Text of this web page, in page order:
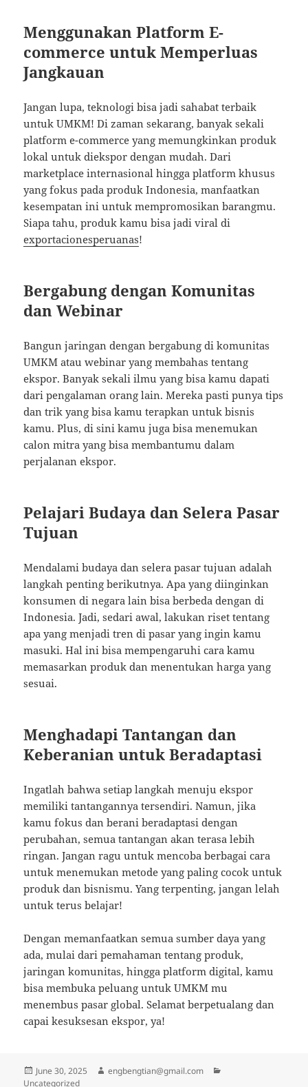
Menggunakan Platform E-
commerce untuk Memperluas
Jangkauan
Jangan lupa, teknologi bisa jadi sahabat terbaik
untuk UMKM! Di zaman sekarang, banyak sekali
platform e-commerce yang memungkinkan produk
lokal untuk diekspor dengan mudah. Dari
marketplace internasional hingga platform khusus
yang fokus pada produk Indonesia, manfaatkan
kesempatan ini untuk mempromosikan barangmu.
Siapa tahu, produk kamu bisa jadi viral di
exportacionesperuanas!
Bergabung dengan Komunitas
dan Webinar
Bangun jaringan dengan bergabung di komunitas
UMKM atau webinar yang membahas tentang
ekspor. Banyak sekali ilmu yang bisa kamu dapati
dari pengalaman orang lain. Mereka pasti punya tips
dan trik yang bisa kamu terapkan untuk bisnis
kamu. Plus, di sini kamu juga bisa menemukan
calon mitra yang bisa membantumu dalam
perjalanan ekspor.
Pelajari Budaya dan Selera Pasar
Tujuan
Mendalami budaya dan selera pasar tujuan adalah
langkah penting berikutnya. Apa yang diinginkan
konsumen di negara lain bisa berbeda dengan di
Indonesia. Jadi, sedari awal, lakukan riset tentang
apa yang menjadi tren di pasar yang ingin kamu
masuki. Hal ini bisa mempengaruhi cara kamu
memasarkan produk dan menentukan harga yang
sesuai.
Menghadapi Tantangan dan
Keberanian untuk Beradaptasi
Ingatlah bahwa setiap langkah menuju ekspor
memiliki tantangannya tersendiri. Namun, jika
kamu fokus dan berani beradaptasi dengan
perubahan, semua tantangan akan terasa lebih
ringan. Jangan ragu untuk mencoba berbagai cara
untuk menemukan metode yang paling cocok untuk
produk dan bisnismu. Yang terpenting, jangan lelah
untuk terus belajar!
Dengan memanfaatkan semua sumber daya yang
ada, mulai dari pemahaman tentang produk,
jaringan komunitas, hingga platform digital, kamu
bisa membuka peluang untuk UMKM mu
menembus pasar global. Selamat berpetualang dan
capai kesuksesan ekspor, ya!
Posted
on
June 30, 2025 Author
engbengtian@gmail.com
Uncategorized